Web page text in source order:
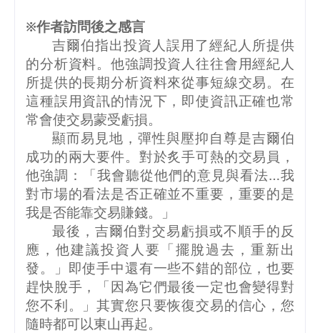
※作者訪問後之感言
吉爾伯指出投資人誤用了經紀人所提供
的分析資料。他強調投資人往往會用經紀人
所提供的長期分析資料來從事短線交易。在
這種誤用資訊的情況下，即使資訊正確也常
常會使交易蒙受虧損。
顯而易見地，彈性與壓抑自尊是吉爾伯
成功的兩大要件。對於炙手可熱的交易員，
他強調：「我會聽從他們的意見與看法…我
對市場的看法是否正確並不重要，重要的是
我是否能靠交易賺錢。」
最後，吉爾伯對交易虧損或不順手的反
應，他建議投資人要「擺脫過去，重新出
發。」即使手中還有一些不錯的部位，也要
趕快脫手，「因為它們最後一定也會變得對
您不利。」其實您只要恢復交易的信心，您
隨時都可以東山再起。